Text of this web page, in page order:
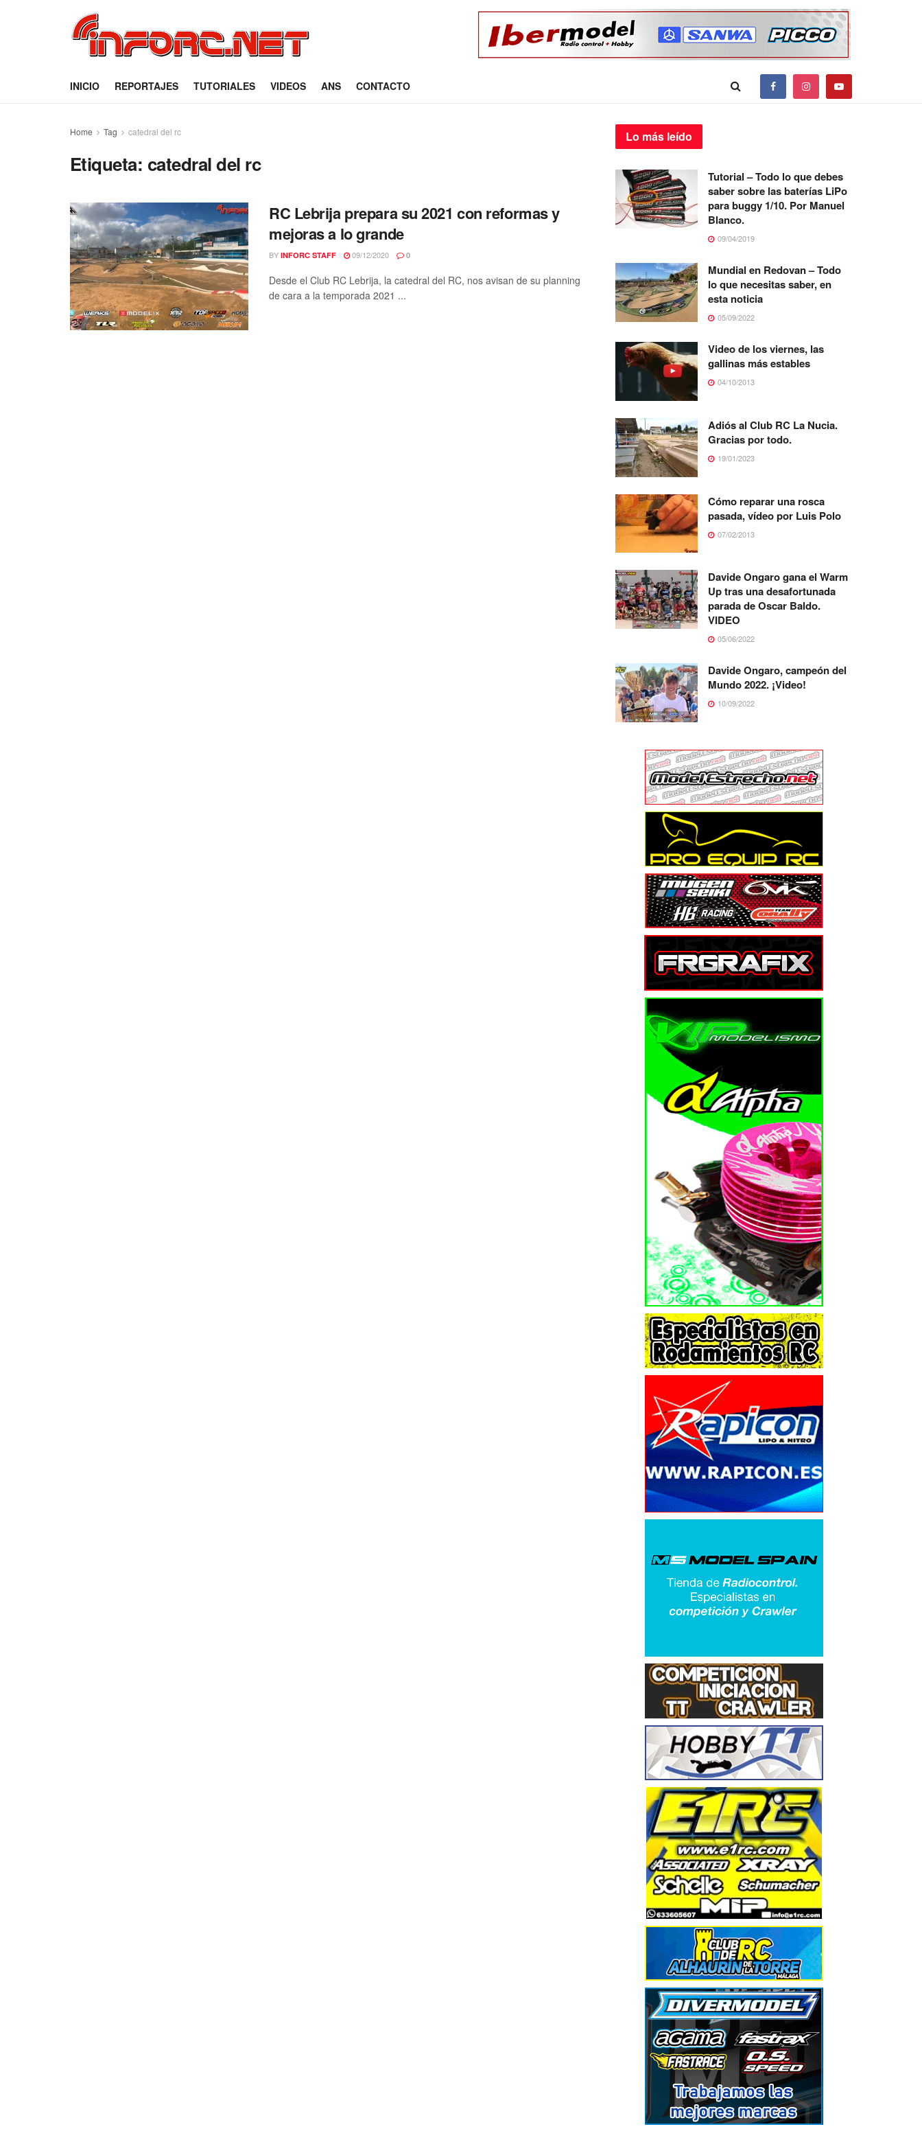
INICIO REPORTAJES TUTORIALES VIDEOS ANS CONTACTO
Home Tag catedral del rc
Etiqueta: catedral del rc
RC Lebrija prepara su 2021 con reformas y
mejoras a lo grande
BY INFORC STAFF 09/12/2020 0
Desde el Club RC Lebrija, la catedral del RC, nos avisan de su planning
de cara a la temporada 2021 ...
Lo más leído
Tutorial – Todo lo que debes
saber sobre las baterías LiPo
para buggy 1/10. Por Manuel
Blanco.
09/04/2019
Mundial en Redovan – Todo
lo que necesitas saber, en
esta noticia
05/09/2022
Video de los viernes, las
gallinas más estables
04/10/2013
Adiós al Club RC La Nucia.
Gracias por todo.
19/01/2023
Cómo reparar una rosca
pasada, vídeo por Luis Polo
07/02/2013
Davide Ongaro gana el Warm
Up tras una desafortunada
parada de Oscar Baldo.
VIDEO
05/06/2022
Davide Ongaro, campeón del
Mundo 2022. ¡Video!
10/09/2022